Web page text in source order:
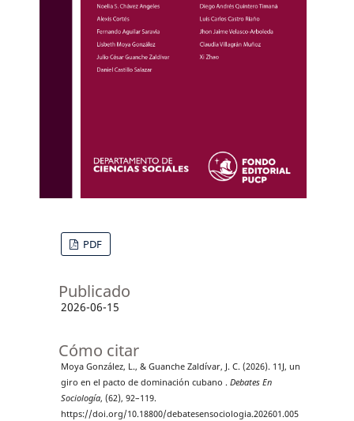
PDF
Publicado
2026-06-15
Cómo citar
Moya González, L., & Guanche Zaldívar, J. C. (2026). 11J, un
giro en el pacto de dominación cubano . Debates En
Sociología, (62), 92–119.
https://doi.org/10.18800/debatesensociologia.202601.005